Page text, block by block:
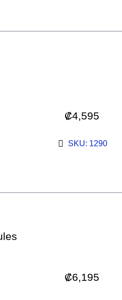
₡4,595
SKU: 1290
₡6,195